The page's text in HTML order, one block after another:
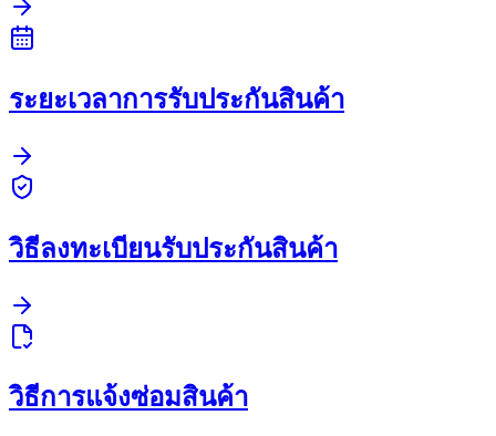
ระยะเวลาการรับประกันสินค้า
วิธีลงทะเบียนรับประกันสินค้า
วิธีการแจ้งซ่อมสินค้า